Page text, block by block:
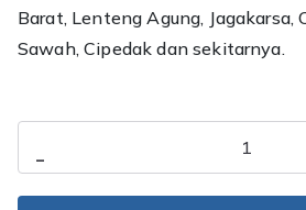
Barat, Lenteng Agung, Jagakarsa,
Sawah, Cipedak dan sekitarnya.
-
Jasa
Pasang